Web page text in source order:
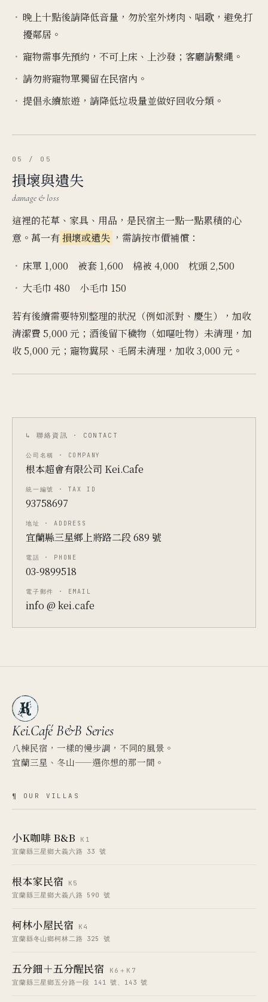
晚上十點後請降低音量，勿於室外烤肉、唱歌，避免打
擾鄰居。
寵物需事先預約，不可上床、上沙發；客廳請繫繩。
請勿將寵物單獨留在民宿內。
提倡永續旅遊，請降低垃圾量並做好回收分類。
05 / 05
損壞與遺失
damage & loss
這裡的花草、家具、用品，是民宿主一點一點累積的心
意。萬一有損壞或遺失 ，需請按市價補償：
床單 1,000 被套 1,600 棉被 4,000 枕頭 2,500
大毛巾 480 小毛巾 150
若有後續需要特別整理的狀況（例如派對、慶生），加收
清潔費 5,000 元；酒後留下穢物（如嘔吐物）未清理，加
收 5,000 元；寵物糞尿、毛屑未清理，加收 3,000 元。
↳ 聯絡資訊 · CONTACT
公司名稱 · COMPANY
根本超會有限公司 Kei.Cafe
統一編號 · TAX ID
93758697
地址 · ADDRESS
宜蘭縣三星鄉上將路二段 689 號
電話 · PHONE
03-9899518
電子郵件 · EMAIL
info @ kei.cafe
Kei.CaféB&B Series
八棟民宿，一樣的慢步調，不同的風景。
宜蘭三星、冬山——選你想的那一間。
¶ OUR VILLAS
小K咖啡 B&B
K1
宜蘭縣三星鄉大義六路 33 號
根本家民宿
K5
宜蘭縣三星鄉大義八路 590 號
柯林小屋民宿
K4
宜蘭縣冬山鄉柯林二路 325 號
五分鈿＋五分醒民宿
K6＋K7
宜蘭縣三星鄉五分路一段 141 號、143 號